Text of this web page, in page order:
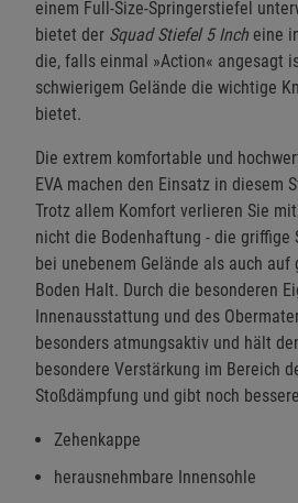
einem Full-Size-Springerstiefel
bietet der Squad Stiefel 5 Inch eine
die, falls einmal »Action« angesagt
schwierigem Gelände die wichtige
bietet.
Die extrem komfortable und
EVA machen den Einsatz in diesem
Trotz allem Komfort verlieren Sie
nicht die Bodenhaftung - die griffige
bei unebenem Gelände als auch
Boden Halt. Durch die besonderen
Innenausstattung und des
besonders atmungsaktiv und hält
besondere Verstärkung im Bereich
Stoßdämpfung und gibt noch
Zehenkappe
herausnehmbare Innensohle